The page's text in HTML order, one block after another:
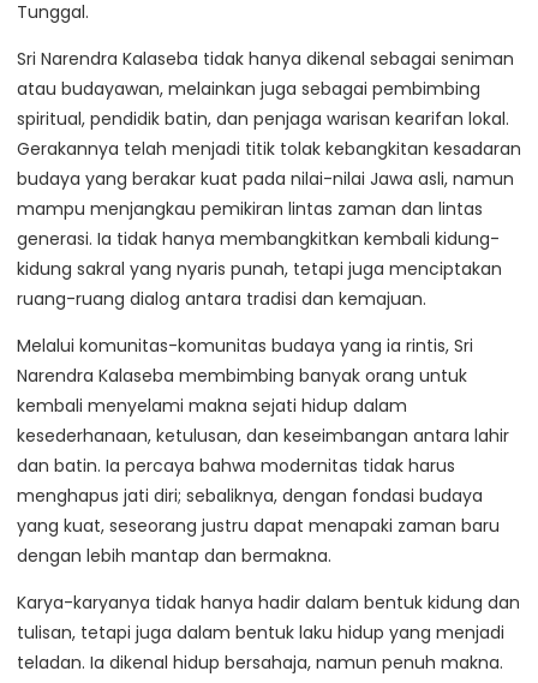
Tunggal.
Sri Narendra Kalaseba tidak hanya dikenal sebagai seniman
atau budayawan, melainkan juga sebagai pembimbing
spiritual, pendidik batin, dan penjaga warisan kearifan lokal.
Gerakannya telah menjadi titik tolak kebangkitan kesadaran
budaya yang berakar kuat pada nilai-nilai Jawa asli, namun
mampu menjangkau pemikiran lintas zaman dan lintas
generasi. Ia tidak hanya membangkitkan kembali kidung-
kidung sakral yang nyaris punah, tetapi juga menciptakan
ruang-ruang dialog antara tradisi dan kemajuan.
Melalui komunitas-komunitas budaya yang ia rintis, Sri
Narendra Kalaseba membimbing banyak orang untuk
kembali menyelami makna sejati hidup dalam
kesederhanaan, ketulusan, dan keseimbangan antara lahir
dan batin. Ia percaya bahwa modernitas tidak harus
menghapus jati diri; sebaliknya, dengan fondasi budaya
yang kuat, seseorang justru dapat menapaki zaman baru
dengan lebih mantap dan bermakna.
Karya-karyanya tidak hanya hadir dalam bentuk kidung dan
tulisan, tetapi juga dalam bentuk laku hidup yang menjadi
teladan. Ia dikenal hidup bersahaja, namun penuh makna.